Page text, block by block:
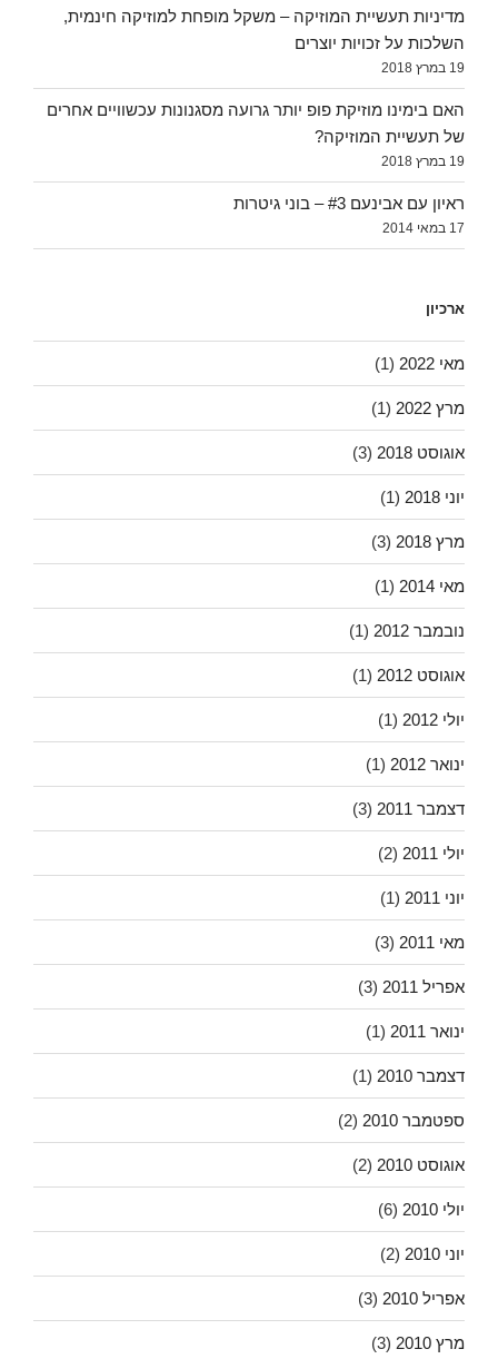
מדיניות תעשיית המוזיקה – משקל מופחת למוזיקה חינמית,
השלכות על זכויות יוצרים
19 במרץ 2018
האם בימינו מוזיקת פופ יותר גרועה מסגנונות עכשוויים אחרים
של תעשיית המוזיקה?
19 במרץ 2018
ראיון עם אבינעם #3 – בוני גיטרות
17 במאי 2014
ארכיון
מאי 2022 (1)
מרץ 2022 (1)
אוגוסט 2018 (3)
יוני 2018 (1)
מרץ 2018 (3)
מאי 2014 (1)
נובמבר 2012 (1)
אוגוסט 2012 (1)
יולי 2012 (1)
ינואר 2012 (1)
דצמבר 2011 (3)
יולי 2011 (2)
יוני 2011 (1)
מאי 2011 (3)
אפריל 2011 (3)
ינואר 2011 (1)
דצמבר 2010 (1)
ספטמבר 2010 (2)
אוגוסט 2010 (2)
יולי 2010 (6)
יוני 2010 (2)
אפריל 2010 (3)
מרץ 2010 (3)